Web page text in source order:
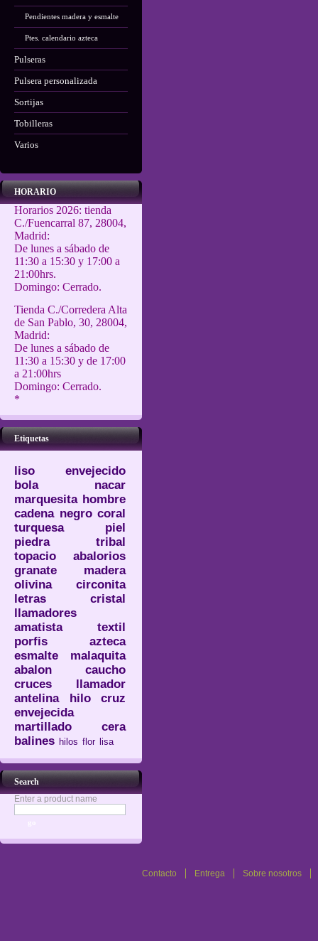
Pendientes madera y esmalte
Ptes. calendario azteca
Pulseras
Pulsera personalizada
Sortijas
Tobilleras
Varios
HORARIO
Horarios 2026: tienda
C./Fuencarral 87, 28004,
Madrid:
De lunes a sábado de
11:30 a 15:30 y 17:00 a
21:00hrs.
Domingo: Cerrado.
Tienda C./Corredera Alta
de San Pablo, 30, 28004,
Madrid:
De lunes a sábado de
11:30 a 15:30 y de 17:00
a 21:00hrs
Domingo: Cerrado.
*
Etiquetas
liso
envejecido
bola
nacar
marquesita hombre
cadena negro coral
turquesa
piel
piedra
tribal
topacio
abalorios
granate
madera
olivina
circonita
letras
cristal
llamadores
amatista
textil
porfis
azteca
esmalte
malaquita
abalon
caucho
cruces
llamador
antelina
hilo
cruz
envejecida
martillado
cera
balines hilos flor lisa
Search
Enter a product name
Contacto Entrega Sobre nosotros